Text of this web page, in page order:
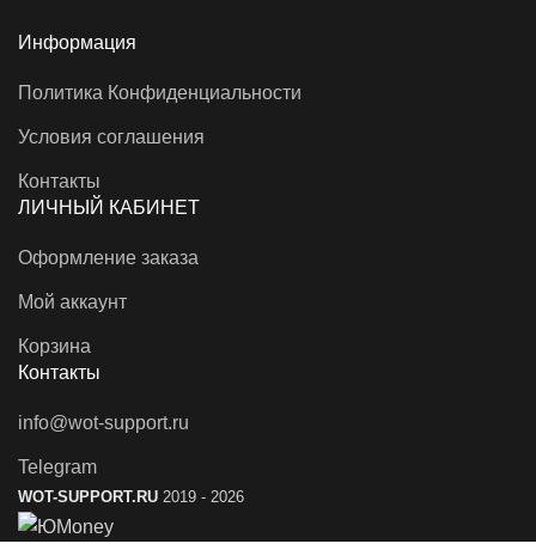
Информация
Политика Конфиденциальности
Условия соглашения
Контакты
ЛИЧНЫЙ КАБИНЕТ
Оформление заказа
Мой аккаунт
Корзина
Контакты
info@wot-support.ru
Telegram
WOT-SUPPORT.RU 2019 - 2026